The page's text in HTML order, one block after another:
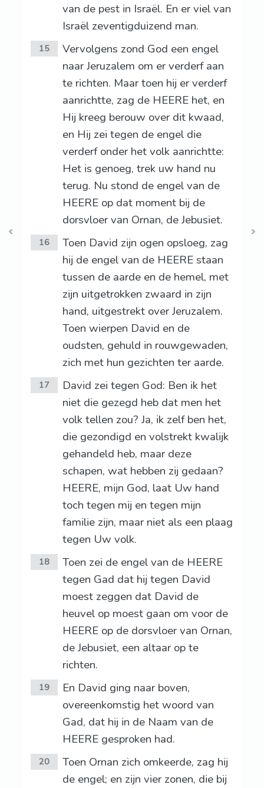
van de pest in Israël. En er viel van
Israël zeventigduizend man.
15
Vervolgens zond God een engel
naar Jeruzalem om er verderf aan
te richten. Maar toen hij er verderf
aanrichtte, zag de HEERE het, en
Hij kreeg berouw over dit kwaad,
en Hij zei tegen de engel die
verderf onder het volk aanrichtte:
Het is genoeg, trek uw hand nu
terug. Nu stond de engel van de
HEERE op dat moment bij de
dorsvloer van Ornan, de Jebusiet.
16
Toen David zijn ogen opsloeg, zag
hij de engel van de HEERE staan
tussen de aarde en de hemel, met
zijn uitgetrokken zwaard in zijn
hand, uitgestrekt over Jeruzalem.
Toen wierpen David en de
oudsten, gehuld in rouwgewaden,
zich met hun gezichten ter aarde.
17
David zei tegen God: Ben ik het
niet die gezegd heb dat men het
volk tellen zou? Ja, ik zelf ben het,
die gezondigd en volstrekt kwalijk
gehandeld heb, maar deze
schapen, wat hebben zij gedaan?
HEERE, mijn God, laat Uw hand
toch tegen mij en tegen mijn
familie zijn, maar niet als een plaag
tegen Uw volk.
18
Toen zei de engel van de HEERE
tegen Gad dat hij tegen David
moest zeggen dat David de
heuvel op moest gaan om voor de
HEERE op de dorsvloer van Ornan,
de Jebusiet, een altaar op te
richten.
19
En David ging naar boven,
overeenkomstig het woord van
Gad, dat hij in de Naam van de
HEERE gesproken had.
20
Toen Ornan zich omkeerde, zag hij
de engel; en zijn vier zonen, die bij